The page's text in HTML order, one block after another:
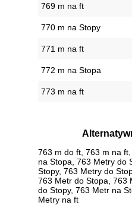
769 m na ft
770 m na Stopy
771 m na ft
772 m na Stopa
773 m na ft
763 m do ft, 763 m na
na Stopa, 763 Metry do
Stopy, 763 Metry do
763 Metr do Stopa, 763
do Stopy, 763 Metr na
Metry na ft